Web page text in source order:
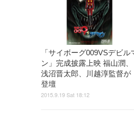
「サイボーグ009VSデビル
ン」完成披露上映 福山潤、
浅沼晋太郎、川越淳監督が
登壇
2015.9.19 Sat 18:12